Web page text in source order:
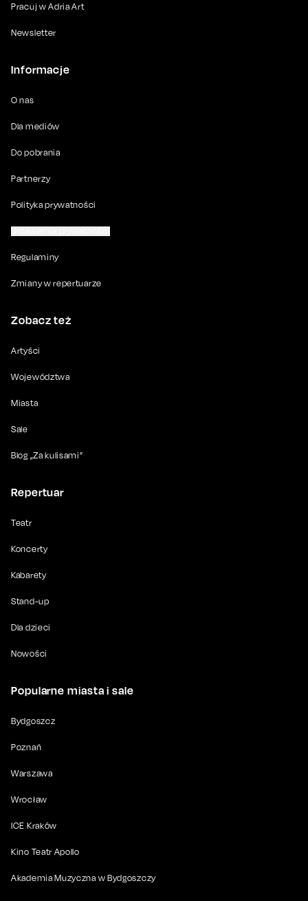
Pracuj w Adria Art
Newsletter
Informacje
O nas
Dla mediów
Do pobrania
Partnerzy
Polityka prywatności
Regulaminy
Zmiany w repertuarze
Zobacz też
Artyści
Województwa
Miasta
Sale
Blog „Za kulisami”
Repertuar
Teatr
Koncerty
Kabarety
Stand-up
Dla dzieci
Nowości
Popularne miasta i sale
Bydgoszcz
Poznań
Warszawa
Wrocław
ICE Kraków
Kino Teatr Apollo
Akademia Muzyczna w Bydgoszczy